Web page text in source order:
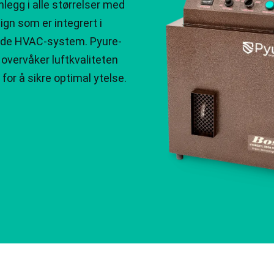
i alle størrelser med
som er integrert i
HVAC-system. Pyure-
luftkvaliteten
å sikre optimal ytelse.